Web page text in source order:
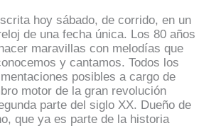
hoy sábado, de corrido, en un
de una fecha única. Los 80 años
maravillas con melodías que
y cantamos. Todos los
posibles a cargo de
motor de la gran revolución
parte del siglo XX. Dueño de
que ya es parte de la historia